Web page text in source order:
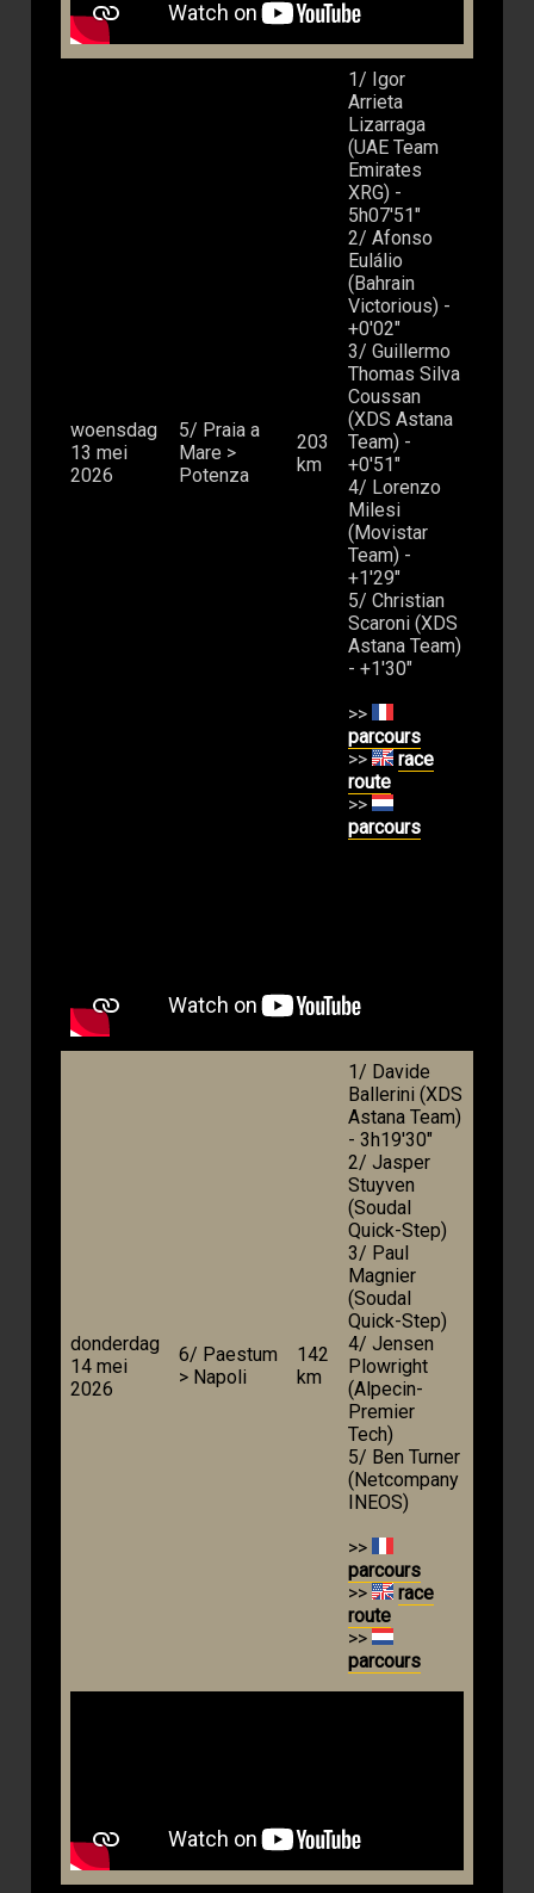
woensdag
13 mei
2026
5/ Praia a
Mare >
Potenza
203
km
1/ Igor
Arrieta
Lizarraga
(UAE Team
Emirates
XRG) -
5h07'51"
2/ Afonso
Eulálio
(Bahrain
Victorious) -
+0'02"
3/ Guillermo
Thomas Silva
Coussan
(XDS Astana
Team) -
+0'51"
4/ Lorenzo
Milesi
(Movistar
Team) -
+1'29"
5/ Christian
Scaroni (XDS
Astana Team)
- +1'30"
>>
parcours
>>
race
route
>>
parcours
donderdag
14 mei
2026
6/ Paestum
> Napoli
142
km
1/ Davide
Ballerini (XDS
Astana Team)
- 3h19'30"
2/ Jasper
Stuyven
(Soudal
Quick-Step)
3/ Paul
Magnier
(Soudal
Quick-Step)
4/ Jensen
Plowright
(Alpecin-
Premier
Tech)
5/ Ben Turner
(Netcompany
INEOS)
>>
parcours
>>
race
route
>>
parcours